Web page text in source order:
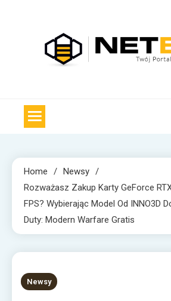
Home
Newsy
Rozważasz Zakup Karty GeForce
FPS? Wybierając Model Od INNO3D
Duty: Modern Warfare Gratis
1 MIN READ
Newsy